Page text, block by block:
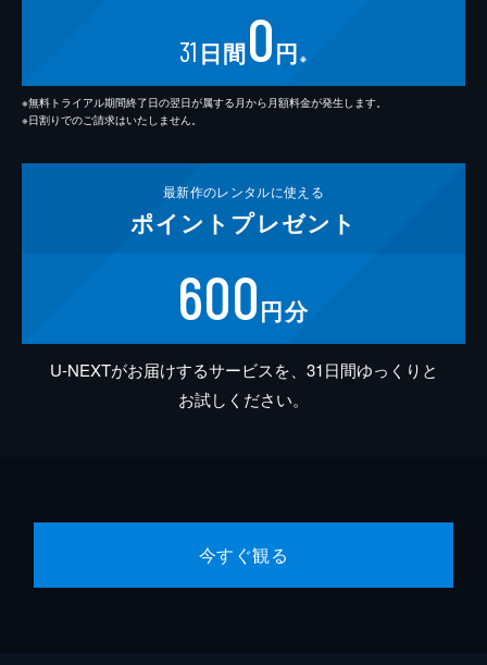
31 日間0円 ※
※無料トライアル期間終了日の翌日が属する月から月額料金が発生します。
※日割りでのご請求はいたしません。
最新作のレンタルに使える
ポイント プレゼント
600円分
U-NEXTがお届けするサービスを、31日間ゆっくりと
お試しください。
今すぐ観る